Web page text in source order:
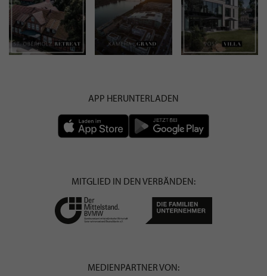
APP HERUNTERLADEN
MITGLIED IN DEN VERBÄNDEN:
MEDIENPARTNER VON: